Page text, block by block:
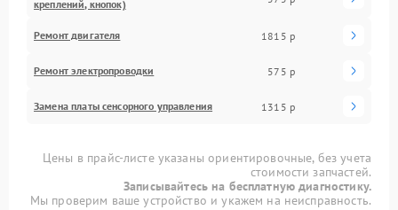
креплений, кнопок)
Ремонт двигателя 1815 р
Ремонт электропроводки 575 р
Замена платы сенсорного управления 1315 р
Цены в прайс-листе указаны ориентировочные, без учета
стоимости запчастей.
Записывайтесь на бесплатную диагностику.
Мы проверим ваше устройство и укажем на неисправность.